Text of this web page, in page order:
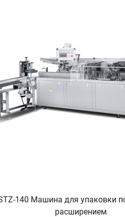
140 Машина для упаковки
расширением